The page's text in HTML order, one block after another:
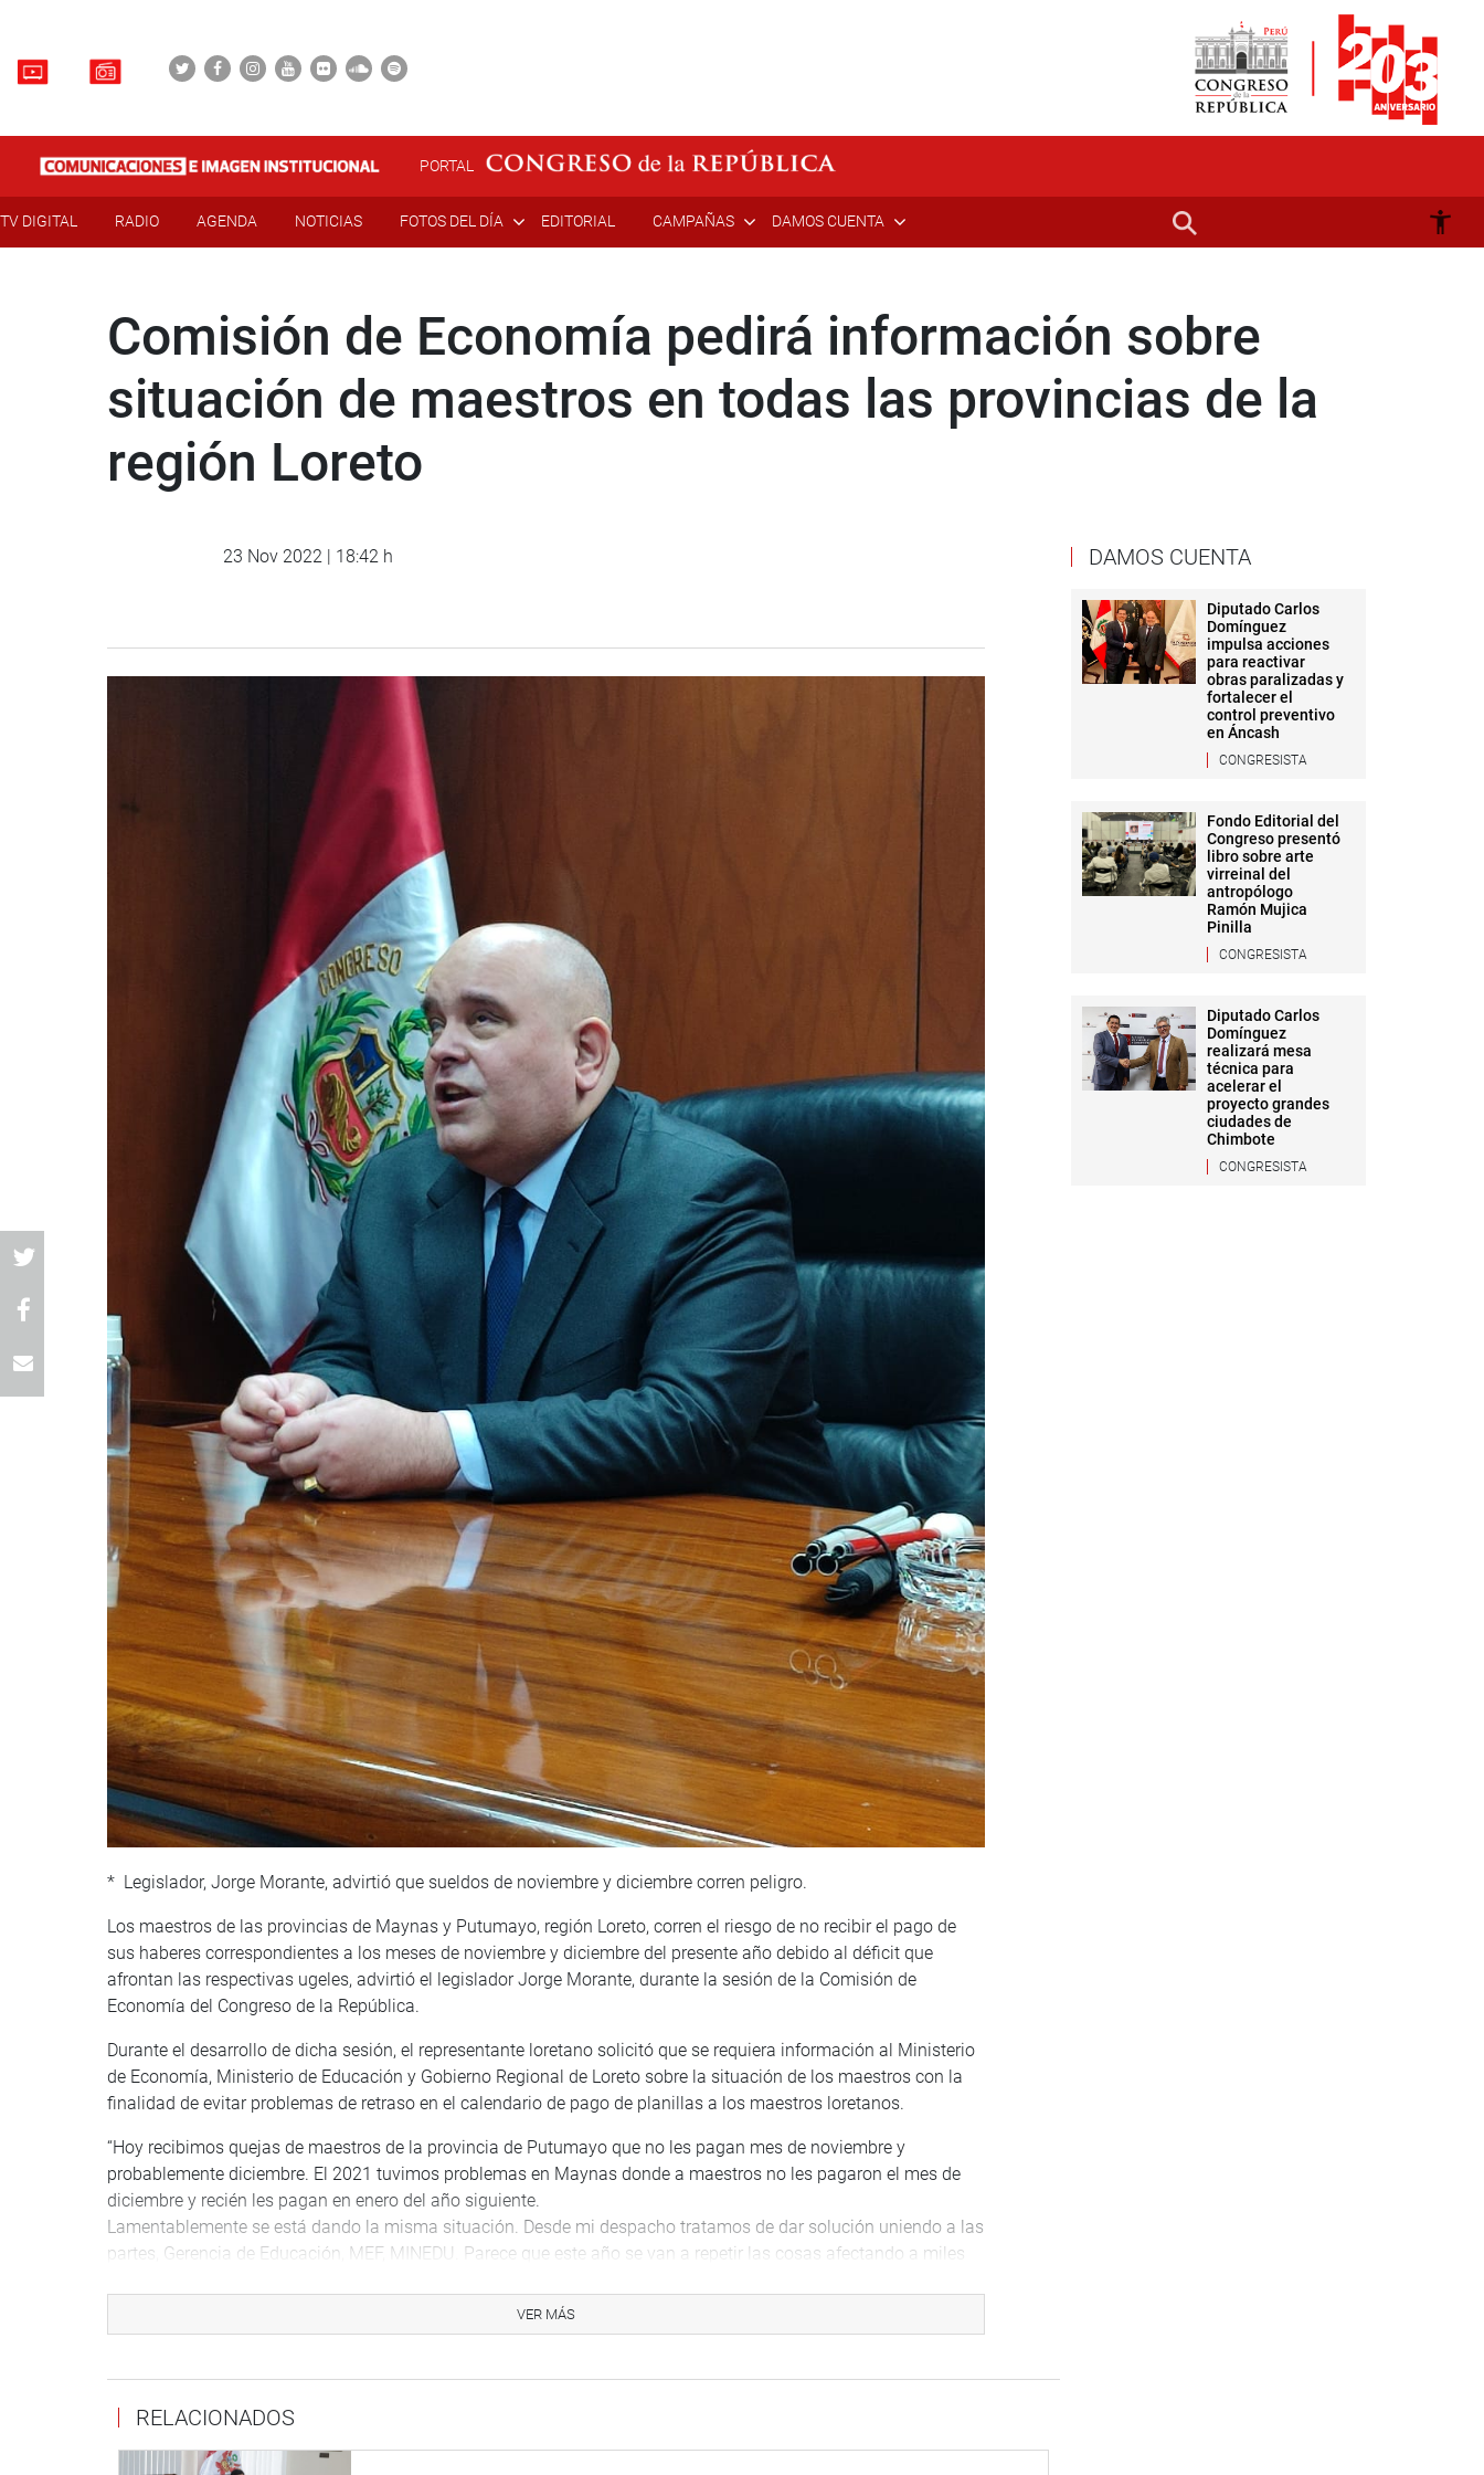
PORTAL
TV DIGITAL RADIO AGENDA NOTICIAS FOTOS DEL DÍA EDITORIAL CAMPAÑAS DAMOS CUENTA
Comisión de Economía pedirá información sobre
situación de maestros en todas las provincias de la
región Loreto
23 Nov 2022 | 18:42 h
* Legislador, Jorge Morante, advirtió que sueldos de noviembre y diciembre corren peligro.
Los maestros de las provincias de Maynas y Putumayo, región Loreto, corren el riesgo de no recibir el pago de
sus haberes correspondientes a los meses de noviembre y diciembre del presente año debido al déficit que
afrontan las respectivas ugeles, advirtió el legislador Jorge Morante, durante la sesión de la Comisión de
Economía del Congreso de la República.
Durante el desarrollo de dicha sesión, el representante loretano solicitó que se requiera información al Ministerio
de Economía, Ministerio de Educación y Gobierno Regional de Loreto sobre la situación de los maestros con la
finalidad de evitar problemas de retraso en el calendario de pago de planillas a los maestros loretanos.
“Hoy recibimos quejas de maestros de la provincia de Putumayo que no les pagan mes de noviembre y
probablemente diciembre. El 2021 tuvimos problemas en Maynas donde a maestros no les pagaron el mes de
diciembre y recién les pagan en enero del año siguiente.
Lamentablemente se está dando la misma situación. Desde mi despacho tratamos de dar solución uniendo a las
partes, Gerencia de Educación, MEF, MINEDU. Parece que este año se van a repetir las cosas afectando a miles
Al respecto, el secretario general del Sute Loreto, Eleazar Pezo, indicó que un pasar las fiestas de Navidad y Año
VER MÁS
RELACIONADOS
DAMOS CUENTA
Diputado Carlos
Domínguez
impulsa acciones
para reactivar
obras paralizadas y
fortalecer el
control preventivo
en Áncash
CONGRESISTA
Fondo Editorial del
Congreso presentó
libro sobre arte
virreinal del
antropólogo
Ramón Mujica
Pinilla
CONGRESISTA
Diputado Carlos
Domínguez
realizará mesa
técnica para
acelerar el
proyecto grandes
ciudades de
Chimbote
CONGRESISTA